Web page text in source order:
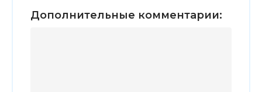
Дополнительные комментарии: